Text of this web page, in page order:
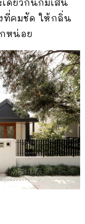
ดียวกันก็มีเส้น
ที่คมชัด ให้กลิ่น
หน่อย